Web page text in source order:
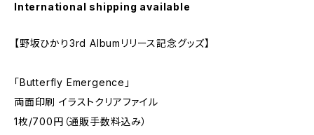
International shipping available
【野坂ひかり3rd Albumリリース記念グッズ】
「Butterfly Emergence」
両面印刷 イラストクリアファイル
1枚/700円（通販手数料込み）